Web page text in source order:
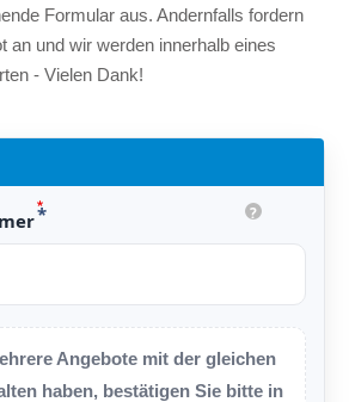
Formular aus. Andernfalls fordern
an und wir werden innerhalb eines
- Vielen Dank!
?
Angebote mit der gleichen
haben, bestätigen Sie bitte in